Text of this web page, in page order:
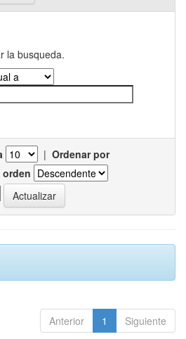
la busqueda.
| Ordenar por
orden
Anterior 1 Siguiente